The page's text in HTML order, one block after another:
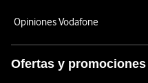
Opiniones Vodafone
Ofertas y promociones